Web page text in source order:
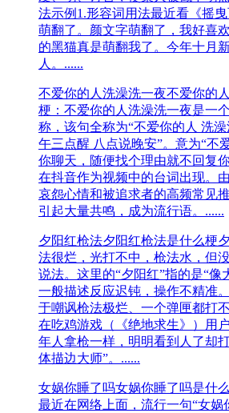
法示例1.形容词用法最近看《摇
萌翻了。颜文字萌翻了，我好喜
的黑猫真是萌翻我了。今年十月
人。......
不爱你的人洗澡洗一夜不爱你的
梗：不爱你的人洗澡洗一夜是一
称，该句全称为“不爱你的人 洗
午三点醒 八点说晚安”。意为“不
你聊天，随便找个理由就不回复
在抖音作为视频中的台词出现。
哀怨心情和被追求者的高频常见
引起大量共鸣，成为流行语。......
夕阳红枪法夕阳红枪法是什么梗
法很烂，光打不中，枪法水，但
说法。这里的“夕阳红”指的是“像
一般描述反应迟钝，操作不精准
于嘲讽枪法极烂、一个弹匣都打
在吃鸡游戏（《绝地求生》）用
年人拿枪一样，明明看到人了却
体描边大师”。......
女娲你睡了吗女娲你睡了吗是什
最近在网络上面，流行一句“女娲